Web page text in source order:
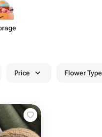
Price Flower Type